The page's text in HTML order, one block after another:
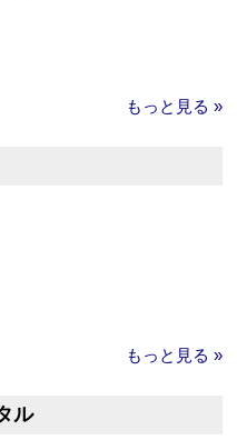
もっと見る »
もっと見る »
ル